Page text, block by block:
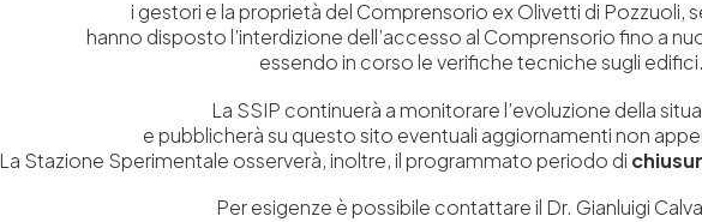
i gestori e la proprietà del Comprensorio ex Olivetti di Pozzuoli,
hanno disposto l’interdizione dell’accesso al Comprensorio fino a
essendo in corso le verifiche tecniche sugli edifici.
La SSIP continuerà a monitorare l’evoluzione della
e pubblicherà su questo sito eventuali aggiornamenti non
La Stazione Sperimentale osserverà, inoltre, il programmato periodo di
Per esigenze è possibile contattare il Dr. Gianluigi